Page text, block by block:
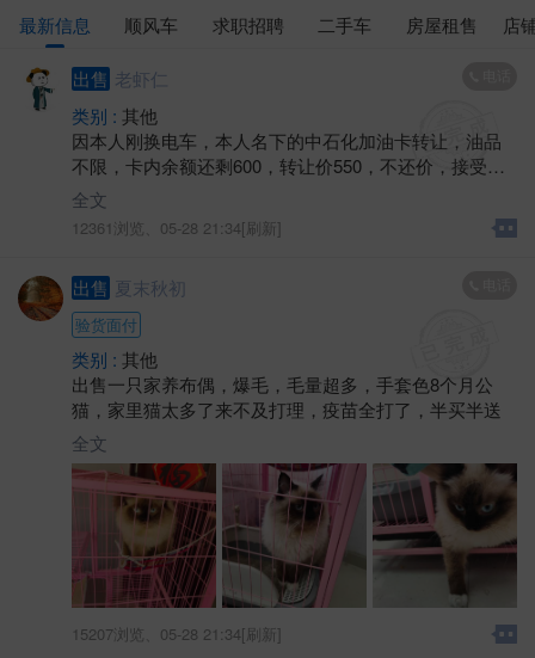
最新信息 顺风车 求职招聘 二手车 房屋租售 店
出售 老虾仁
类别 : 其他
因本人刚换电车，本人名下的中石化加油卡转让，油品
不限，卡内余额还剩600，转让价550，不还价，接受金
坛城区范围内任何中石化加油站当场交易，最好一次性
用完！
全文
12361浏览、 05-28 21:34[刷新]
出售 夏末秋初
验货面付
类别 : 其他
出售一只家养布偶，爆毛，毛量超多，手套色8个月公
猫，家里猫太多了来不及打理，疫苗全打了，半买半送
全文
15207浏览、 05-28 21:34[刷新]